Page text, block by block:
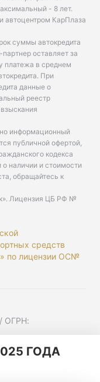
- 8 лет.
автоцентром КарПлаза
суммы автокредита
оставляет за
платежа в среднем
При
данные о
реестр
информационный
публичной офертой,
кодекса
наличии и стоимости
обращайтесь к
Лицензия ЦБ РФ №
средств
по лицензии ОС№
ОГРН:
ГОДА